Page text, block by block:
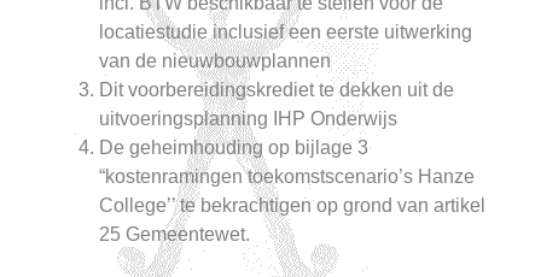
locatiestudie inclusief een eerste uitwerking
van de nieuwbouwplannen
Dit voorbereidingskrediet te dekken uit de
uitvoeringsplanning IHP Onderwijs
De geheimhouding op bijlage 3
“kostenramingen toekomstscenario’s Hanze
College’’ te bekrachtigen op grond van artikel
25 Gemeentewet.